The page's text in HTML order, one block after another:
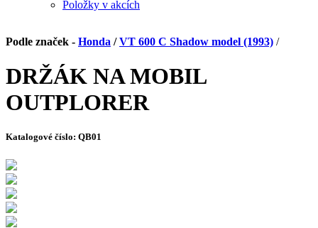
Položky v akcích
Podle značek - Honda /VT 600 C Shadow model (1993) /
DRŽÁK NA MOBIL
OUTPLORER
Katalogové číslo: QB01